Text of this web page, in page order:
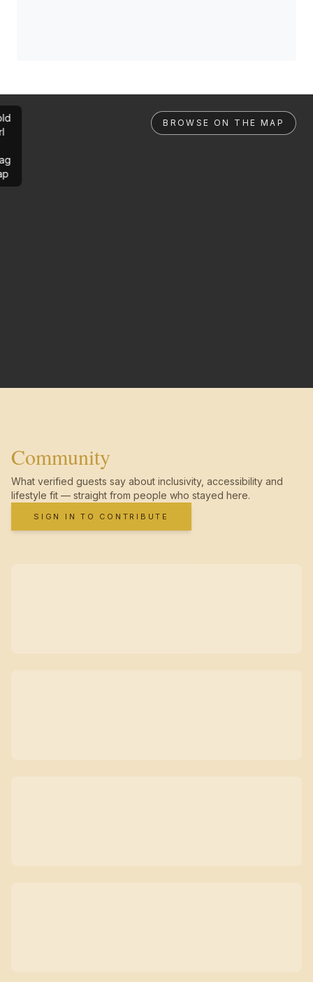
BROWSE ON THE MAP
Community
What verified guests say about inclusivity, accessibility and
lifestyle fit — straight from people who stayed here.
SIGN IN TO CONTRIBUTE